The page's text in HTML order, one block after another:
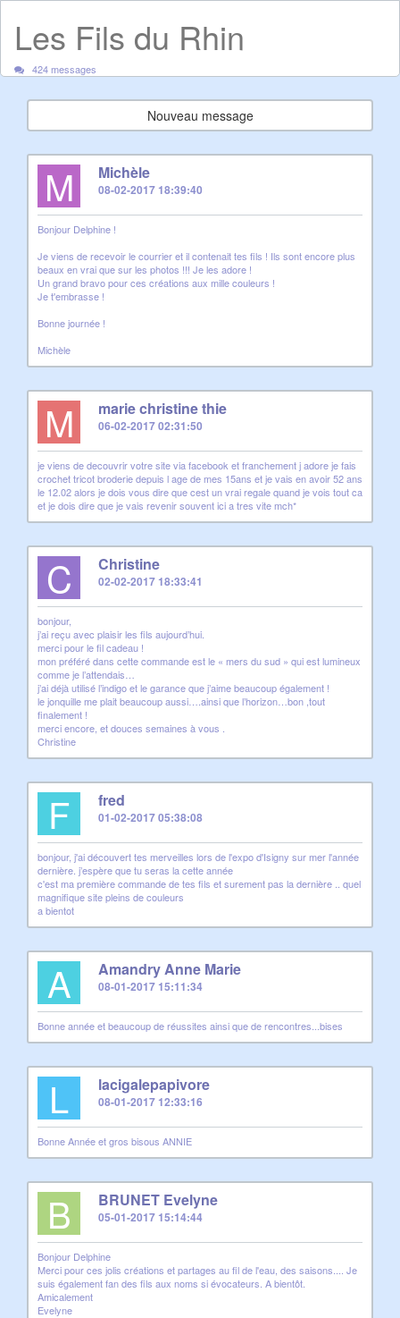
Les Fils du Rhin
424 messages
Nouveau message
M Michèle
08-02-2017 18:39:40
Bonjour Delphine !
Je viens de recevoir le courrier et il contenait tes fils ! Ils sont encore plus
beaux en vrai que sur les photos !!! Je les adore !
Un grand bravo pour ces créations aux mille couleurs !
Je t'embrasse !
Bonne journée !
Michèle
M marie christine thie
06-02-2017 02:31:50
je viens de decouvrir votre site via facebook et franchement j adore je fais
crochet tricot broderie depuis l age de mes 15ans et je vais en avoir 52 ans
le 12.02 alors je dois vous dire que cest un vrai regale quand je vois tout ca
et je dois dire que je vais revenir souvent ici a tres vite mch*
C Christine
02-02-2017 18:33:41
bonjour,
j’ai reçu avec plaisir les fils aujourd’hui.
merci pour le fil cadeau !
mon préféré dans cette commande est le « mers du sud » qui est lumineux
comme je l’attendais…
j’ai déjà utilisé l’indigo et le garance que j’aime beaucoup également !
le jonquille me plait beaucoup aussi….ainsi que l’horizon…bon ,tout
finalement !
merci encore, et douces semaines à vous .
Christine
F fred
01-02-2017 05:38:08
bonjour, j'ai découvert tes merveilles lors de l'expo d'Isigny sur mer l'année
dernière. j’espère que tu seras la cette année
c'est ma première commande de tes fils et surement pas la dernière .. quel
magnifique site pleins de couleurs
a bientot
A Amandry Anne Marie
08-01-2017 15:11:34
Bonne année et beaucoup de réussites ainsi que de rencontres...bises
L lacigalepapivore
08-01-2017 12:33:16
Bonne Année et gros bisous ANNIE
B BRUNET Evelyne
05-01-2017 15:14:44
Bonjour Delphine
Merci pour ces jolis créations et partages au fil de l'eau, des saisons.... Je
suis également fan des fils aux noms si évocateurs. A bientôt.
Amicalement
Evelyne